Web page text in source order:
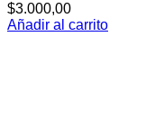
$3.000,00
Añadir al carrito